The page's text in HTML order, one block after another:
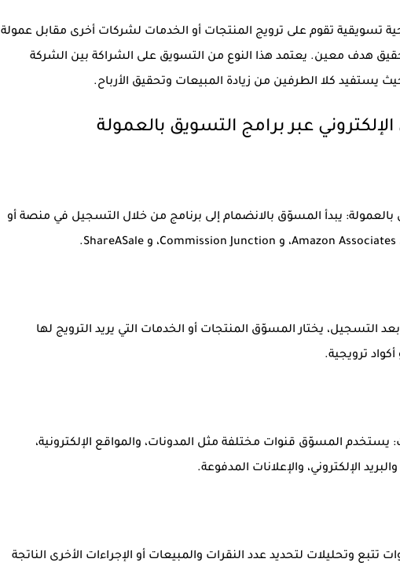
تسويقية تقوم على ترويج المنتجات أو الخدمات لشركات أخرى مقابل عمولة
هدف معين. يعتمد هذا النوع من التسويق على الشراكة بين الشركة
يستفيد كلا الطرفين من زيادة المبيعات وتحقيق الأرباح.
عبر برامج التسويق بالعمولة
بالعمولة: يبدأ المسوّق بالانضمام إلى برنامج من خلال التسجيل في منصة أو
بعد التسجيل، يختار المسوّق المنتجات أو الخدمات التي يريد الترويج لها
ترويجية.
يستخدم المسوّق قنوات مختلفة مثل المدونات، والمواقع الإلكترونية،
الإلكتروني، والإعلانات المدفوعة.
تتبع وتحليلات لتحديد عدد النقرات والمبيعات أو الإجراءات الأخرى الناتجة